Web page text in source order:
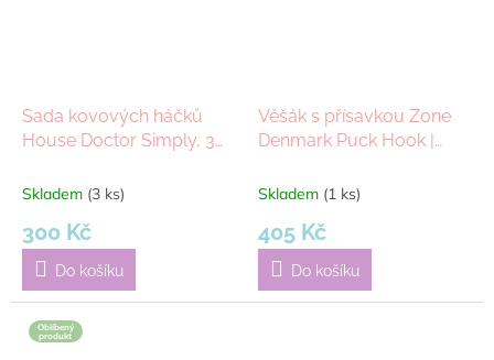
Sada kovových háčků
House Doctor Simply, 3
Skladem (3 ks)
300 Kč
Do košíku
Věšák s přísavkou Zone
Denmark Puck Hook |
Skladem (1 ks)
405 Kč
Do košíku
Oblíbený
produkt